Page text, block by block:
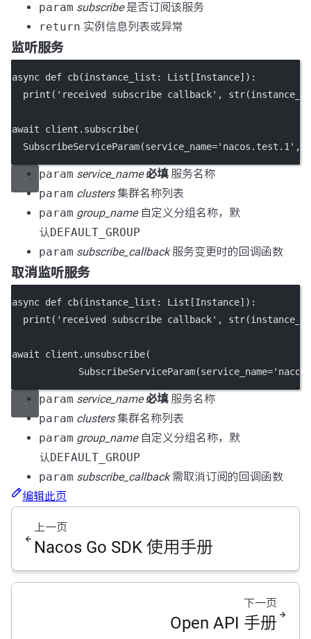
param subscribe是否订阅该服务
return 实例信息列表或异常
监听服务
async def cb(instance_list: List[Instance]):
print ( 'received subscribe callback' , str
await client.subscribe(
  SubscribeServiceParam(
service_name='nacos.test.1' ,
param service_name 必填服务名称
param clusters集群名称列表
param group_name自定义分组名称，默
认DEFAULT_GROUP
param subscribe_callback服务变更时的回调函数
取消监听服务
async def cb(instance_list: List[Instance]):
print ( 'received subscribe callback' , str
await client.unsubscribe(
            SubscribeServiceParam(
service_name=
param service_name 必填服务名称
param clusters集群名称列表
param group_name自定义分组名称，默
认DEFAULT_GROUP
param subscribe_callback需取消订阅的回调函数
编辑此页
上一页
Nacos Go SDK 使用手册
下一页
Open API 手册